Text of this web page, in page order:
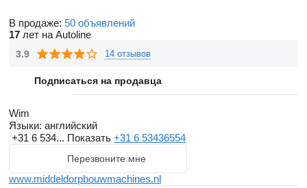
В продаже: 50 объявлений
17 лет на Autoline
3.9 14 отзывов
Подписаться на продавца
Wim
Языки: английский
+31 6 534... Показать +31 6 53436554
Перезвоните мне
www.middeldorpbouwmachines.nl